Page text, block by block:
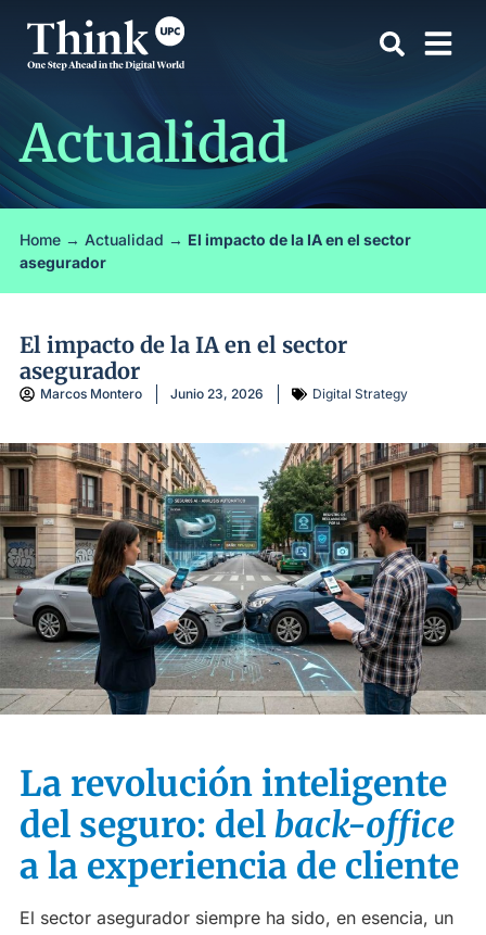
Actualidad
Home → Actualidad → El impacto de la IA en el sector
asegurador
El impacto de la IA en el sector
asegurador
Marcos Montero Junio 23, 2026 Digital Strategy
La revolución inteligente
del seguro: del back-office
a la experiencia de cliente
El sector asegurador siempre ha sido, en esencia, un